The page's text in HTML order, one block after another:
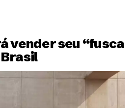
vender seu “fusca